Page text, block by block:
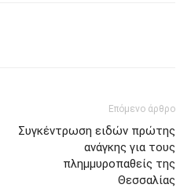
Επόμενο άρθρο
Συγκέντρωση ειδών πρώτης
ανάγκης για τους
πλημμυροπαθείς της
Θεσσαλίας